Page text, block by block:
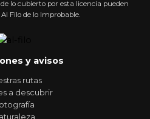
lo cubierto por esta licencia pueden
Filo de lo Improbable.
y avisos
rutas
a descubrir